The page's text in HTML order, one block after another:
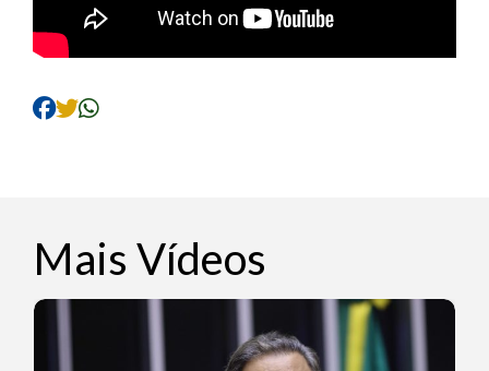
Mais Vídeos